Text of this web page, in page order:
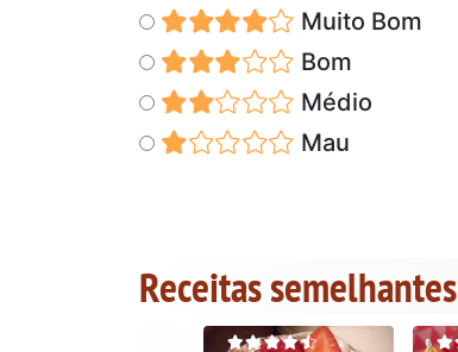
Muito Bom
Bom
Médio
Mau
Receitas semelhantes